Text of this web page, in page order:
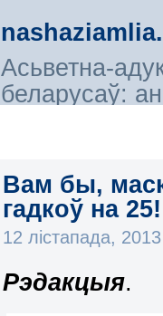
Асьветна-
беларусаў:
Вам бы,
гадкоў на 25!
12 лістапада,
Рэдакцыя.